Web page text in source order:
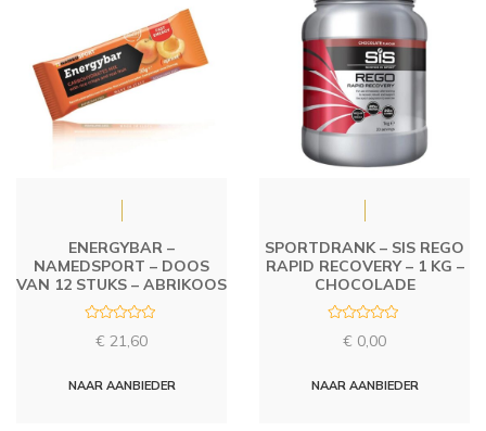
ENERGYBAR –
NAMEDSPORT – DOOS
VAN 12 STUKS – ABRIKOOS
d
€ 21,60
NAAR AANBIEDER
SPORTDRANK – SIS REGO
RAPID RECOVERY – 1 KG –
CHOCOLADE
d
€ 0,00
NAAR AANBIEDER